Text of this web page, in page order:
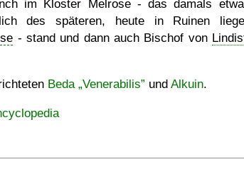
im Kloster Melrose - das damals
des späteren, heute in Ruinen
- stand und dann auch Bischof von
Beda „Venerabilis” und Alkuin.